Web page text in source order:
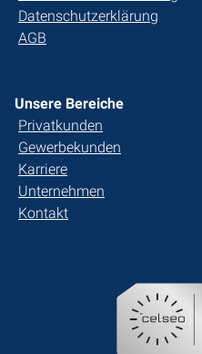
Datenschutzerklärung
AGB
Unsere Bereiche
Privatkunden
Gewerbekunden
Karriere
Unternehmen
Kontakt